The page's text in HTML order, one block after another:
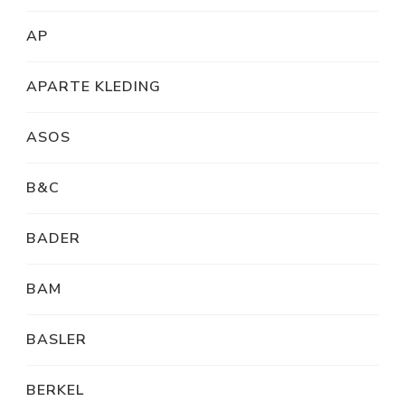
AP
APARTE KLEDING
ASOS
B&C
BADER
BAM
BASLER
BERKEL